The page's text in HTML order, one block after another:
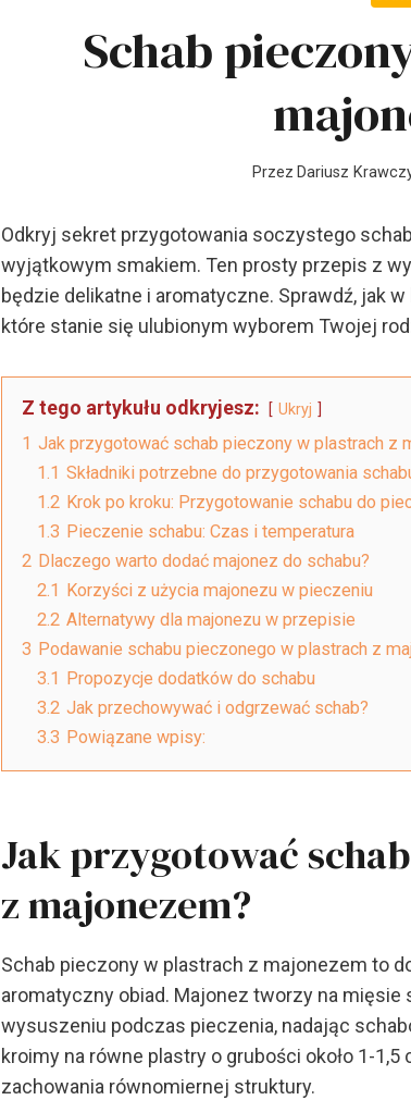
Schab
Przez Dariusz
Odkryj sekret przygotowania soczystego
wyjątkowym smakiem. Ten prosty przepis z
będzie delikatne i aromatyczne. Sprawdź, jak
które stanie się ulubionym wyborem Twojej
Z tego artykułu odkryjesz: Ukryj
1 Jak przygotować schab pieczony w plastrach z
1.1 Składniki potrzebne do przygotowania
1.2 Krok po kroku: Przygotowanie schabu do
1.3 Pieczenie schabu: Czas i temperatura
2 Dlaczego warto dodać majonez do schabu?
2.1
Korzyści z użycia majonezu w pieczeniu
2.2 Alternatywy dla majonezu w przepisie
3 Podawanie schabu pieczonego w plastrach z
3.1
Propozycje dodatków do schabu
3.2 Jak przechowywać i odgrzewać schab?
3.3 Powiązane wpisy:
Jak przygotować
z majonezem?
Schab pieczony w plastrach z majonezem to
aromatyczny obiad. Majonez tworzy na mięsie
wysuszeniu podczas pieczenia, nadając
kroimy na równe plastry o grubości około 1-
zachowania równomiernej struktury.